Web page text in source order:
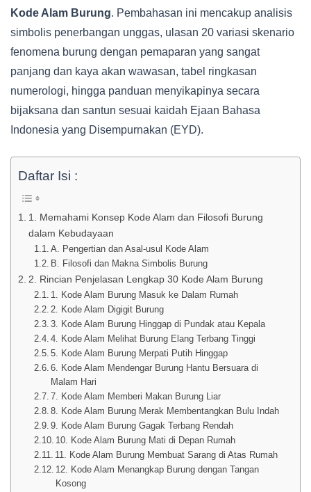
Kode Alam Burung. Pembahasan ini mencakup analisis
simbolis penerbangan unggas, ulasan 20 variasi skenario
fenomena burung dengan pemaparan yang sangat
panjang dan kaya akan wawasan, tabel ringkasan
numerologi, hingga panduan menyikapinya secara
bijaksana dan santun sesuai kaidah Ejaan Bahasa
Indonesia yang Disempurnakan (EYD).
Daftar Isi :
1. Memahami Konsep Kode Alam dan Filosofi Burung
dalam Kebudayaan
A. Pengertian dan Asal-usul Kode Alam
B. Filosofi dan Makna Simbolis Burung
2. Rincian Penjelasan Lengkap 30 Kode Alam Burung
1. Kode Alam Burung Masuk ke Dalam Rumah
2. Kode Alam Digigit Burung
3. Kode Alam Burung Hinggap di Pundak atau Kepala
4. Kode Alam Melihat Burung Elang Terbang Tinggi
5. Kode Alam Burung Merpati Putih Hinggap
6. Kode Alam Mendengar Burung Hantu Bersuara di
Malam Hari
7. Kode Alam Memberi Makan Burung Liar
8. Kode Alam Burung Merak Membentangkan Bulu Indah
9. Kode Alam Burung Gagak Terbang Rendah
10. Kode Alam Burung Mati di Depan Rumah
11. Kode Alam Burung Membuat Sarang di Atas Rumah
12. Kode Alam Menangkap Burung dengan Tangan
Kosong